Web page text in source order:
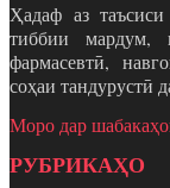
Ҳадаф аз
тиббии мардум,
фармасевтӣ,
соҳаи тандурустӣ
Моро дар
РУБРИКАҲО